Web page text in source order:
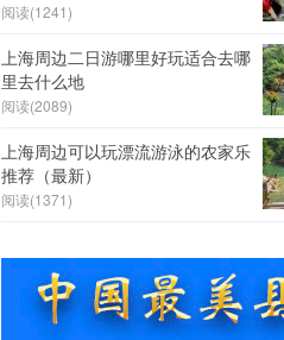
阅读(1241)
上海周边二日游哪里好玩适合去哪
里去什么地
阅读(2089)
上海周边可以玩漂流游泳的农家乐
推荐（最新）
阅读(1371)